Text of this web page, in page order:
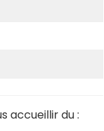
accueillir du :